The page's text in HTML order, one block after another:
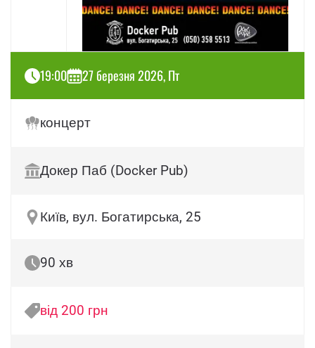
19:00 27 березня 2026, Пт
концерт
Докер Паб (Docker Pub)
Київ, вул. Богатирська, 25
90 хв
від 200 грн